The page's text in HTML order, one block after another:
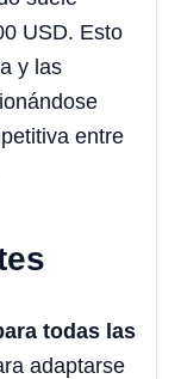
USD. Esto
y las
entre
todas las
adaptarse